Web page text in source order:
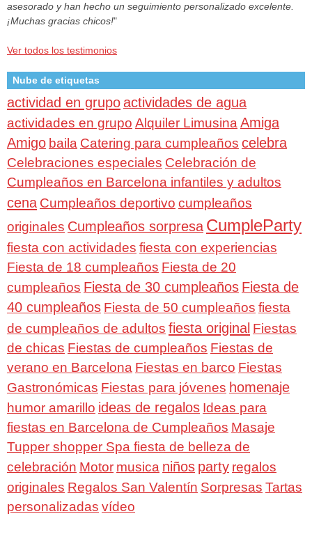
asesorado y han hecho un seguimiento personalizado excelente.
¡Muchas gracias chicos!"
Ver todos los testimonios
Nube de etiquetas
actividad en grupoactividades de agua
actividades en grupo Alquiler LimusinaAmiga
Amigo baila Catering para cumpleaños celebra
Celebraciones especiales Celebración de
Cumpleaños en Barcelona infantiles y adultos
cena Cumpleaños deportivo cumpleaños
originales Cumpleaños sorpresa CumpleParty
fiesta con actividades fiesta con experiencias
Fiesta de 18 cumpleaños Fiesta de 20
cumpleaños Fiesta de 30 cumpleaños Fiesta de
40 cumpleaños Fiesta de 50 cumpleaños fiesta
de cumpleaños de adultos fiesta original Fiestas
de chicas Fiestas de cumpleaños Fiestas de
verano en Barcelona Fiestas en barco Fiestas
Gastronómicas Fiestas para jóvenes homenaje
humor amarillo ideas de regalos Ideas para
fiestas en Barcelona de Cumpleaños Masaje
Tupper shopper Spa fiesta de belleza de
celebración Motor musica niños party regalos
originales Regalos San Valentín Sorpresas Tartas
personalizadas vídeo